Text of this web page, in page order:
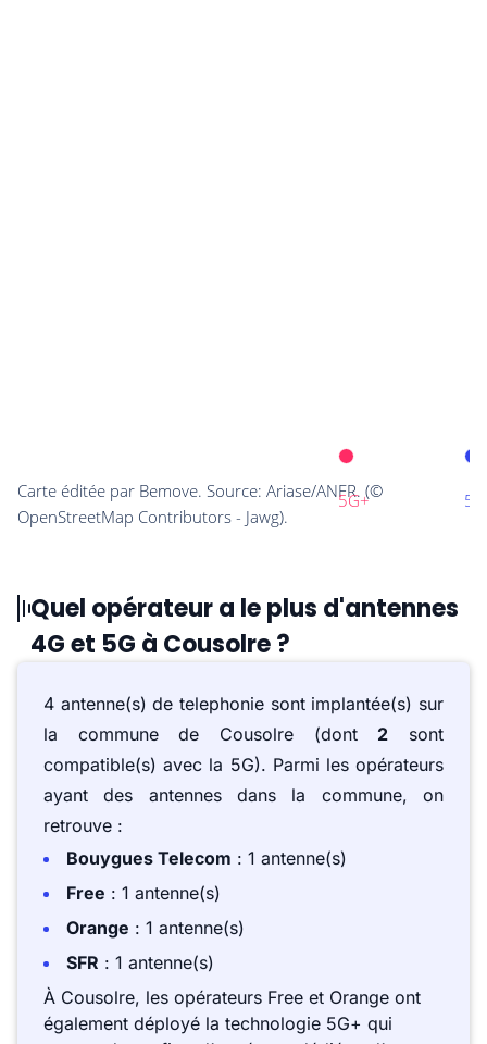
Quel opérateur a le plus d'antennes
4G et 5G à Cousolre ?
4 antenne(s) de telephonie sont implantée(s) sur
la commune de Cousolre (dont 2 sont
compatible(s) avec la 5G). Parmi les opérateurs
ayant des antennes dans la commune, on
retrouve :
Bouygues Telecom : 1 antenne(s)
Free : 1 antenne(s)
Orange : 1 antenne(s)
SFR : 1 antenne(s)
À Cousolre, les opérateurs Free et Orange ont
également déployé la technologie 5G+ qui